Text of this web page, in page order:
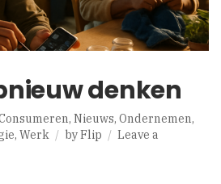
denken
, Nieuws, Ondernemen,
, Werk byFlip
Leave a